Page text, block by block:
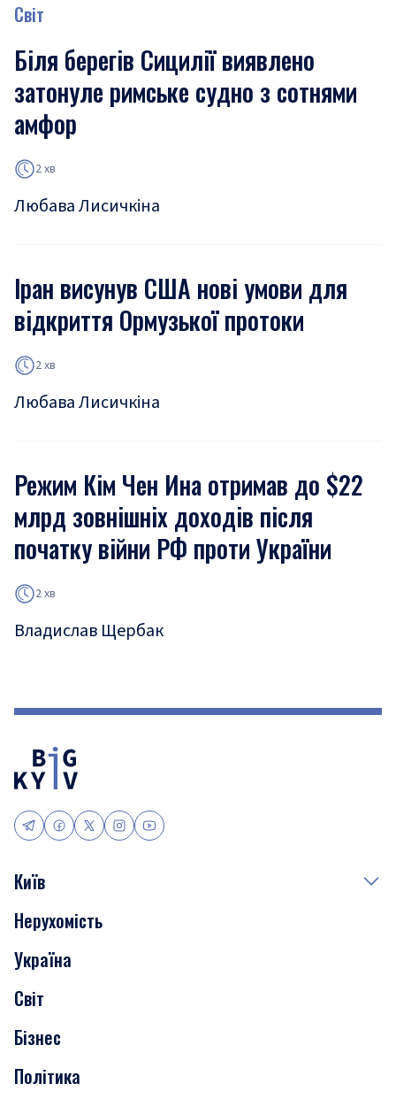
Світ
Біля берегів Сицилії виявлено
затонуле римське судно з сотнями
амфор
2 хв
Любава Лисичкіна
Іран висунув США нові умови для
відкриття Ормузької протоки
2 хв
Любава Лисичкіна
Режим Кім Чен Ина отримав до $22
млрд зовнішніх доходів після
початку війни РФ проти України
2 хв
Владислав Щербак
Київ
Події
Скандали
Нерухомість
Транспорт
Нерухомість
Україна
Світ
Бізнес
Політика